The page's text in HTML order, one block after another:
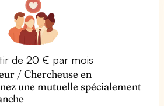
de 20 € par mois
/ Chercheuse en
une mutuelle spécialement